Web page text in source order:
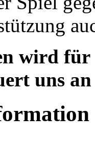
wird für
uns